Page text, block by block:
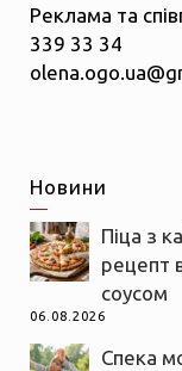
Реклама та
339 33 34
Новини
Піца з
рецепт
соусом
06.08.2026
Спека